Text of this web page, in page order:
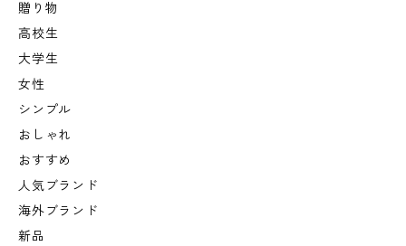
贈り物
高校生
大学生
女性
シンプル
おしゃれ
おすすめ
人気ブランド
海外ブランド
新品